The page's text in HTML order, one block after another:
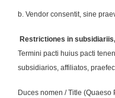
b. Vendor consentit, sine
Restrictiones in
Termini pacti huius pacti
subsidiarios, affiliatos,
Duces nomen / Title